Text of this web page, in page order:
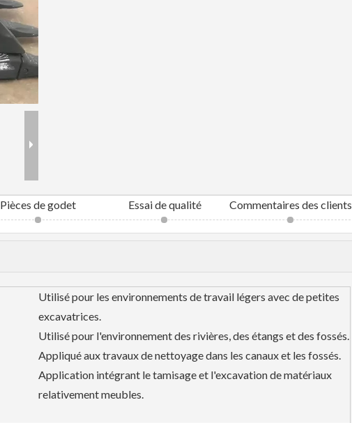
Pièces de godet Essai de qualité Commentaires des clients
Utilisé pour les environnements de travail légers avec de petites
excavatrices.
Utilisé pour l'environnement des rivières, des étangs et des fossés.
Appliqué aux travaux de nettoyage dans les canaux et les fossés.
Application intégrant le tamisage et l'excavation de matériaux
relativement meubles.